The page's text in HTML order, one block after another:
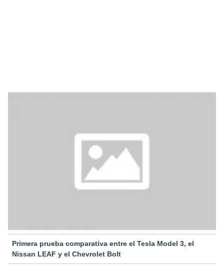
Primera prueba comparativa entre el Tesla Model 3, el
Nissan LEAF y el Chevrolet Bolt